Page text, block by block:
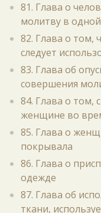
81. Глава о
молитву в
82. Глава о том,
следует
83. Глава об
совершения
84. Глава о том,
женщине во
85. Глава о
покрывала
86. Глава о
одежде
87. Глава об
ткани,